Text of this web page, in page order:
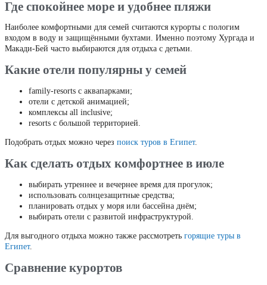
Где спокойнее море и удобнее пляжи
Наиболее комфортными для семей считаются курорты с пологим
входом в воду и защищёнными бухтами. Именно поэтому Хургада и
Макади-Бей часто выбираются для отдыха с детьми.
Какие отели популярны у семей
family-resorts с аквапарками;
отели с детской анимацией;
комплексы all inclusive;
resorts с большой территорией.
Подобрать отдых можно через поиск туров в Египет.
Как сделать отдых комфортнее в июле
выбирать утреннее и вечернее время для прогулок;
использовать солнцезащитные средства;
планировать отдых у моря или бассейна днём;
выбирать отели с развитой инфраструктурой.
Для выгодного отдыха можно также рассмотреть горящие туры в
Египет.
Сравнение курортов